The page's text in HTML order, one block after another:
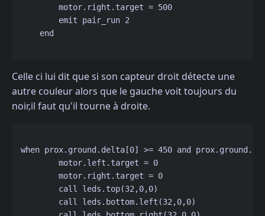
        motor.right.target = 500
        emit pair_run 2
    end
Celle ci lui dit que si son capteur droit détecte une
autre couleur alors que le gauche voit toujours du
noir,il faut qu'il tourne à droite.
when prox.ground.delta[0] >= 450 and
        motor.left.target = 0
        motor.right.target = 0
        call leds.top(32,0,0)
        call leds.bottom.left(32,0,0)